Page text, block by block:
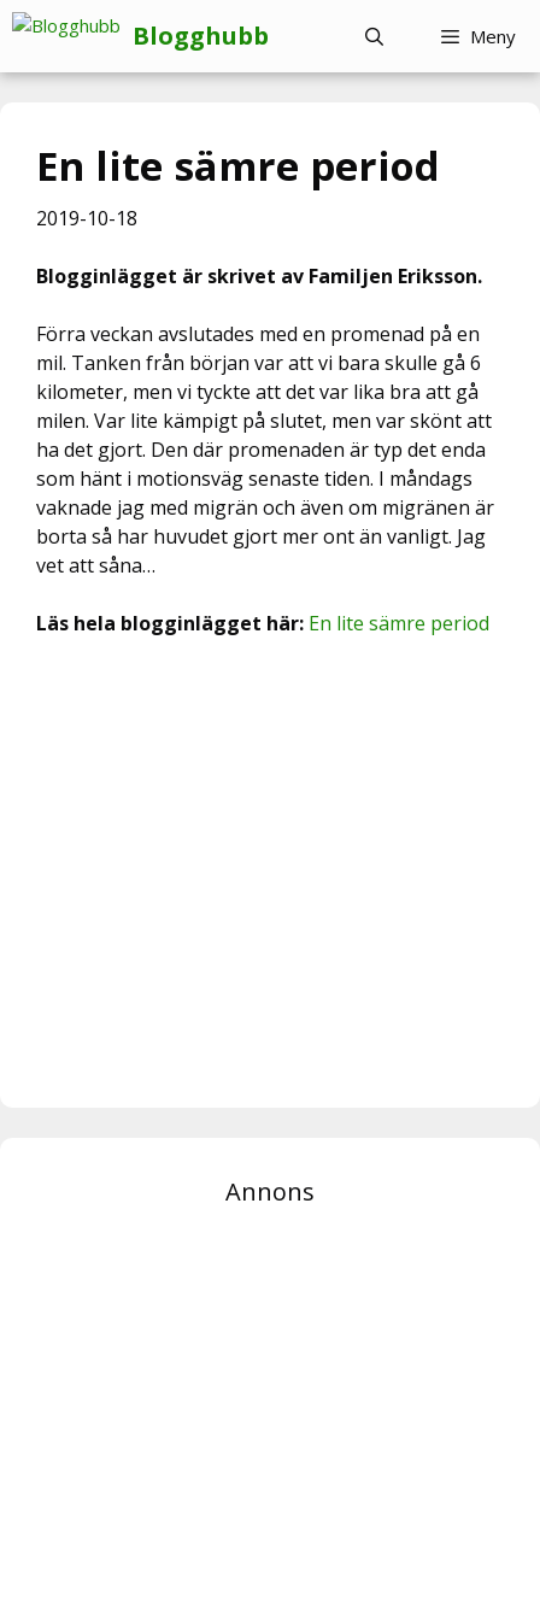
Hoppa
innehåll
Blogghubb Meny
En lite sämre period
2019-10-18
Blogginlägget är skrivet av Familjen Eriksson.
Förra veckan avslutades med en promenad på en
mil. Tanken från början var att vi bara skulle gå 6
kilometer, men vi tyckte att det var lika bra att gå
milen. Var lite kämpigt på slutet, men var skönt att
ha det gjort. Den där promenaden är typ det enda
som hänt i motionsväg senaste tiden. I måndags
vaknade jag med migrän och även om migränen är
borta så har huvudet gjort mer ont än vanligt. Jag
vet att såna…
Läs hela blogginlägget här: En lite sämre period
Annons